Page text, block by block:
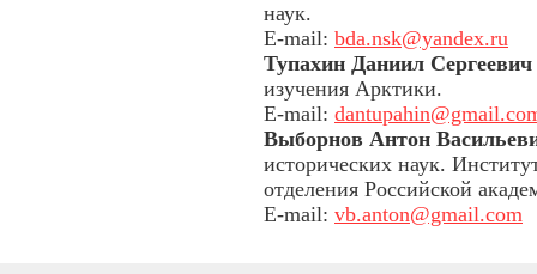
наук.
E-mail: bda.nsk@yandex.ru
Тупахин Даниил Сергеевич
изучения Арктики.
E-mail:
Выборнов Антон
исторических наук.
отделения Российской
E-mail: vb.anton@gmail.com